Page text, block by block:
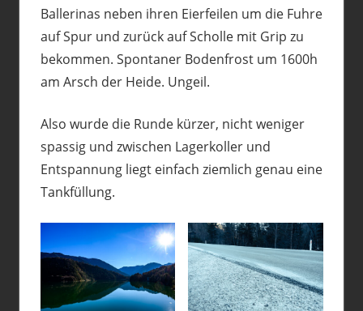
Ballerinas neben ihren Eierfeilen um die Fuhre
auf Spur und zurück auf Scholle mit Grip zu
bekommen. Spontaner Bodenfrost um 1600h
am Arsch der Heide. Ungeil.
Also wurde die Runde kürzer, nicht weniger
spassig und zwischen Lagerkoller und
Entspannung liegt einfach ziemlich genau eine
Tankfüllung.